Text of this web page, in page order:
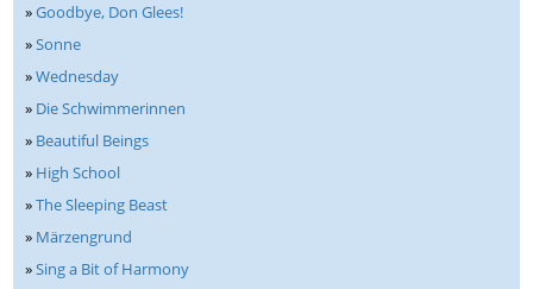
»Goodbye, Don Glees!
»Sonne
»Wednesday
» Die Schwimmerinnen
» Beautiful Beings
» High School
»The Sleeping Beast
» Märzengrund
»Sing a Bit of Harmony